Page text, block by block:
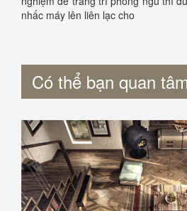
nhấc máy lên liên lạc cho
Có thể bạn quan